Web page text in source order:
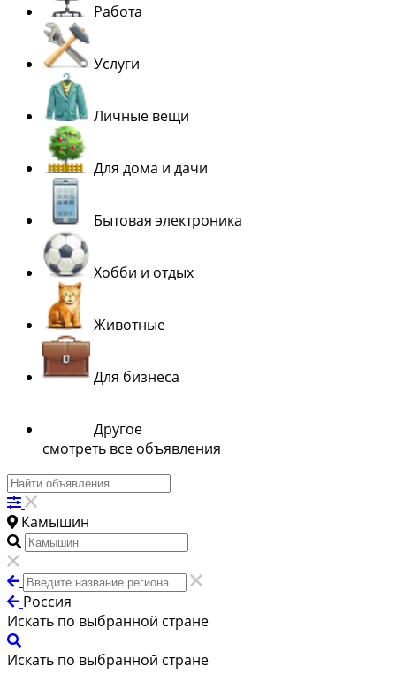
Работа
Услуги
Личные вещи
Для дома и дачи
Бытовая электроника
Хобби и отдых
Животные
Для бизнеса
Другое
смотреть все объявления
Камышин
Россия
Искать по выбранной стране
Искать по выбранной стране